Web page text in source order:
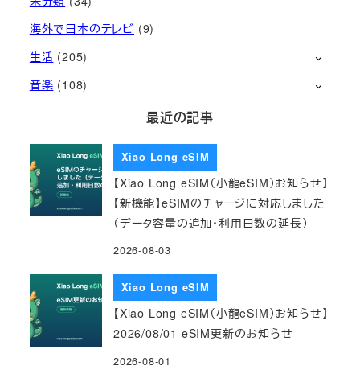
海外で日本のテレビ (9)
生活 (205)
音楽 (108)
最近の記事
Xiao Long eSIM
【Xiao Long eSIM（小龍eSIM）お知らせ】
【新機能】eSIMのチャージに対応しました
（データ容量の追加・利用日数の延長）
2026-08-03
Xiao Long eSIM
【Xiao Long eSIM（小龍eSIM）お知らせ】
2026/08/01 eSIM更新のお知らせ
2026-08-01